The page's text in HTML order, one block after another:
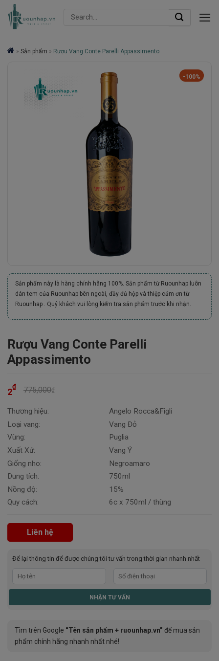
Skip
Search
» Sản phẩm » Rượu Vang Conte Parelli Appassimento
-100%
Sản phẩm này là hàng chính hãng 100%. Sản phẩm từ Ruounhap luôn
dán tem của Ruounhap bên ngoài, đầy đủ hộp và thiệp cảm ơn từ
Ruounhap . Quý khách vui lòng kiểm tra sản phẩm trước khi nhận.
Rượu Vang Conte Parelli
Appassimento
775,000₫
2
₫
Thương hiệu:
Loại vang:
Vùng:
Xuất Xứ:
Giống nho:
Dung tích:
Nồng độ:
Quy cách:
Angelo Rocca&Figli
Vang Đỏ
Puglia
Vang Ý
Negroamaro
750ml
15%
6c x 750ml / thùng
Liên hệ
Để lại thông tin để được chúng tôi tư vấn trong thời gian nhanh nhất
Tìm trên Google “Tên sản phẩm + ruounhap.vn” để mua sản
phẩm chính hãng nhanh nhất nhé!